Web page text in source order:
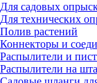
Для садовых
Для технических
Полив растений
Коннекторы и
Распылители и
Распылители на